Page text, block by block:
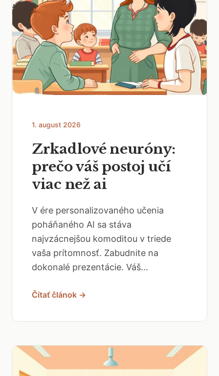
1. august 2026
Zrkadlové neuróny:
prečo váš postoj učí
viac než ai
V ére personalizovaného učenia
poháňaného AI sa stáva
najvzácnejšou komoditou v triede
vaša prítomnosť. Zabudnite na
dokonalé prezentácie. Váš...
Čítať článok →